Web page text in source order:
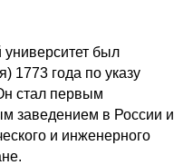
университет был
1773 года по указу
стал первым
заведением в России и
и инженерного